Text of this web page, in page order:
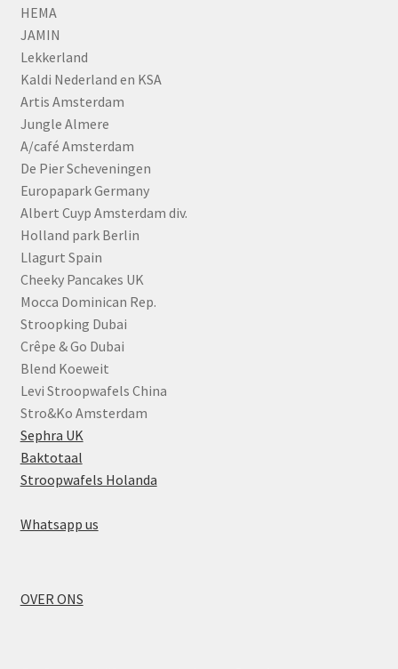
HEMA
JAMIN
Lekkerland
Kaldi Nederland en KSA
Artis Amsterdam
Jungle Almere
A/café Amsterdam
De Pier Scheveningen
Europapark Germany
Albert Cuyp Amsterdam div.
Holland park Berlin
Llagurt Spain
Cheeky Pancakes UK
Mocca Dominican Rep.
Stroopking Dubai
Crêpe & Go Dubai
Blend Koeweit
Levi Stroopwafels China
Stro&Ko Amsterdam
Sephra UK
Baktotaal
Stroopwafels Holanda
Whatsapp us
OVER ONS